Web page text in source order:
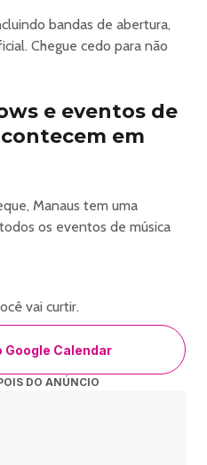
bandas de abertura,
Chegue cedo para não
e eventos de
em
Manaus tem uma
os eventos de música
vai curtir.
Google Calendar
DO ANÚNCIO